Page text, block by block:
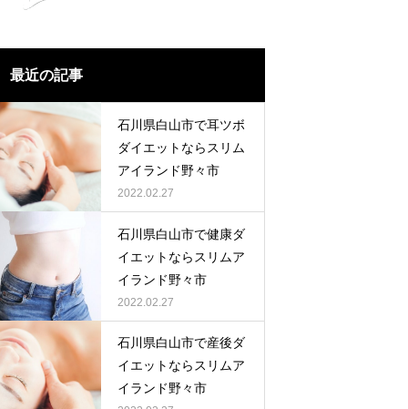
最近の記事
石川県白山市で耳ツボ
ダイエットならスリム
アイランド野々市
2022.02.27
石川県白山市で健康ダ
イエットならスリムア
イランド野々市
2022.02.27
石川県白山市で産後ダ
イエットならスリムア
イランド野々市